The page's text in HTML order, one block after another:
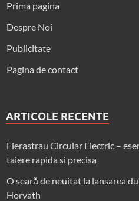
Prima pagina
Despre Noi
Publicitate
Pagina de contact
ARTICOLE RECENTE
Fierastrau Circular Electric –
taiere rapida si precisa
O seară de neuitat la lansarea
Horvath